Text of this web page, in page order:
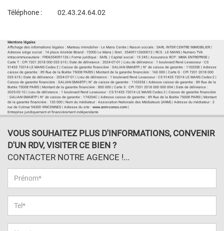
Téléphone :
02.43.24.64.02
Mentions légales
Affichage des informations légales : Marteau immobilier - Le Mans Centre | Raison sociale : SARL INTER CENTRE IMMOBILIER |
Adresse siège social : 14 place Aristide Briand - 72000 Le Mans | Siret : 35409112600012 | RCS : LE MANS | Numero TVA
Intracommunautaire : FR06354091126 | Forme juridique : SARL | Capital social : 15 245 | Assurance RCP : MMA ENTREPRISE |
Carte T : CPI 7201 2018 000 033 615 | Date de délivrance : 2024-07-01 | Lieu de délivrance : 1 boulevard René Levasseur - CS
91435 72014 LE MANS Cedex 2 | Caisse de garantie financière : GALIAN-SMABTP. | N° de caisse de garantie : 110335E | Adresse
caisse de garantie : 89 Rue de la Boétie 75008 PARIS | Montant de la garantie financière : 160 000 | Carte G : CPI 7201 2018 000
033 615 | Date de délivrance : 2024-07-01 | Lieu de délivrance : 1 boulevard René Levasseur - CS 91435 72014 LE MANS Cedex 2 |
Caisse de garantie financière : GALIAN-SMABTP | N° de caisse de garantie : 110335€ | Adresse caisse de garantie : 89 Rue de la
Boétie 75008 PARIS | Montant de la garantie financière : 800 000 | Carte S : CPI 7201 2018 000 000 004 | Date de délivrance :
2025-02-10 | Lieu de délivrance : 1 boulevard René Levasseur - CS 91435 72014 LE MANS Cedex 2 | Caisse de garantie financière
: GALIAN-SMABTP | N° de caisse de garantie : 174204C | Adresse caisse de garantie : 89 Rue de la Boétie 75008 PARIS | Montant
de la garantie financière : 120 000 | Nom du médiateur : Association Nationale des Médiateurs (ANM) | Adresse du médiateur : 2
rue de Colmar 94300 VINCENNES | Adresse du site : www.anm-conso.com
Entreprise juridiquement et financièrement indépendante
VOUS SOUHAITEZ PLUS D'INFORMATIONS, CONVENIR
D'UN RDV, VISITER CE BIEN ?
CONTACTER NOTRE AGENCE !...